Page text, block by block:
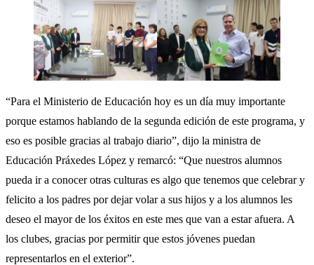
“Para el Ministerio de Educación hoy es un día muy importante
porque estamos hablando de la segunda edición de este programa, y
eso es posible gracias al trabajo diario”, dijo la ministra de
Educación Práxedes López y remarcó: “Que nuestros alumnos
pueda ir a conocer otras culturas es algo que tenemos que celebrar y
felicito a los padres por dejar volar a sus hijos y a los alumnos les
deseo el mayor de los éxitos en este mes que van a estar afuera. A
los clubes, gracias por permitir que estos jóvenes puedan
representarlos en el exterior”.